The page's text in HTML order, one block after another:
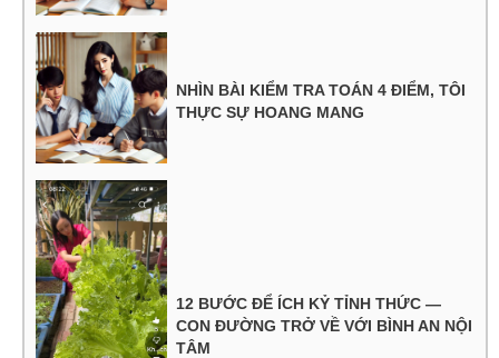
NHÌN BÀI KIỂM TRA TOÁN 4 ĐIỂM, TÔI
THỰC SỰ HOANG MANG
12 BƯỚC ĐỂ ÍCH KỶ TỈNH THỨC —
CON ĐƯỜNG TRỞ VỀ VỚI BÌNH AN NỘI
TÂM